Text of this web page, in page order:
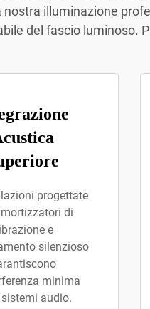
nostra illuminazione
del fascio luminoso.
progettate
di
e
silenzioso
minima
audio.